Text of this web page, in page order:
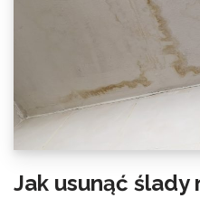
Jak usunąć ślady